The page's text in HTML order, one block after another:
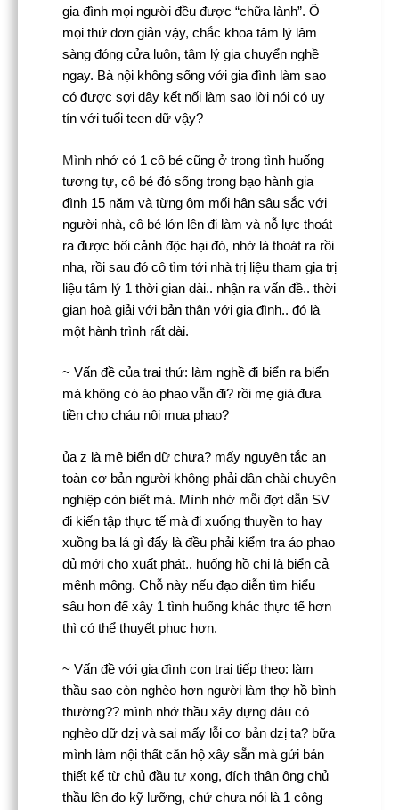
gia đình mọi người đều được “chữa lành”. Ồ
mọi thứ đơn giản vậy, chắc khoa tâm lý lâm
sàng đóng cửa luôn, tâm lý gia chuyển nghề
ngay. Bà nội không sống với gia đình làm sao
có được sợi dây kết nối làm sao lời nói có uy
tín với tuổi teen dữ vậy?
Mình nhớ có 1 cô bé cũng ở trong tình huống
tương tự, cô bé đó sống trong bạo hành gia
đình 15 năm và từng ôm mối hận sâu sắc với
người nhà, cô bé lớn lên đi làm và nỗ lực thoát
ra được bối cảnh độc hại đó, nhớ là thoát ra rồi
nha, rồi sau đó cô tìm tới nhà trị liệu tham gia trị
liệu tâm lý 1 thời gian dài.. nhận ra vấn đề.. thời
gian hoà giải với bản thân với gia đình.. đó là
một hành trình rất dài.
~ Vấn đề của trai thứ: làm nghề đi biển ra biển
mà không có áo phao vẫn đi? rồi mẹ già đưa
tiền cho cháu nội mua phao?
ủa z là mê biển dữ chưa? mấy nguyên tắc an
toàn cơ bản người không phải dân chài chuyên
nghiệp còn biết mà. Mình nhớ mỗi đợt dẫn SV
đi kiến tập thực tế mà đi xuống thuyền to hay
xuồng ba lá gì đấy là đều phải kiểm tra áo phao
đủ mới cho xuất phát.. huống hồ chi là biển cả
mênh mông. Chỗ này nếu đạo diễn tìm hiểu
sâu hơn để xây 1 tình huống khác thực tế hơn
thì có thể thuyết phục hơn.
~ Vấn đề với gia đình con trai tiếp theo: làm
thầu sao còn nghèo hơn người làm thợ hồ bình
thường?? mình nhớ thầu xây dựng đâu có
nghèo dữ dzị và sai mấy lỗi cơ bản dzị ta? bữa
mình làm nội thất căn hộ xây sẵn mà gửi bản
thiết kế từ chủ đầu tư xong, đích thân ông chủ
thầu lên đo kỹ lưỡng, chứ chưa nói là 1 công